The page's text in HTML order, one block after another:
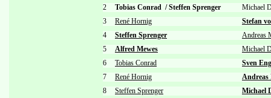
2
Tobias Conrad /Steffen Sprenger
Michael
3
René Hornig
Stefan
4
Steffen Sprenger
Andreas
5
Alfred Mewes
Michael
6
Tobias Conrad
Sven
7
René Hornig
Andreas
8
Steffen Sprenger
Michael